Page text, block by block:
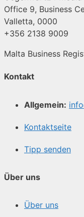
Office 9, Business
Valletta, 0000
+356 2138 9009
Malta Business
Kontakt
Allgemein:
Kontaktseite
Tipp senden
Über uns
Über uns